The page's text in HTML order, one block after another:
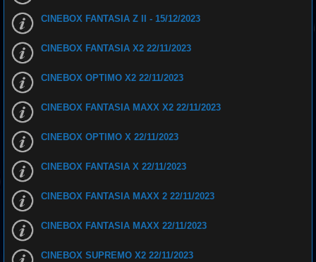
CINEBOX FANTASIA Z II - 15/12/2023
CINEBOX FANTASIA X2 22/11/2023
CINEBOX OPTIMO X2 22/11/2023
CINEBOX FANTASIA MAXX X2 22/11/2023
CINEBOX OPTIMO X 22/11/2023
CINEBOX FANTASIA X 22/11/2023
CINEBOX FANTASIA MAXX 2 22/11/2023
CINEBOX FANTASIA MAXX 22/11/2023
CINEBOX SUPREMO X2 22/11/2023